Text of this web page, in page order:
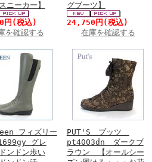
ニーカー】
円 (税込)
を確認する
グブーツ】
24,750円 (税込)
在庫を確認する
フィズリー
グレ
ンドン歩い
PUT'S プッツ
pt4003dn ダークブ
ラウン 【オールシー